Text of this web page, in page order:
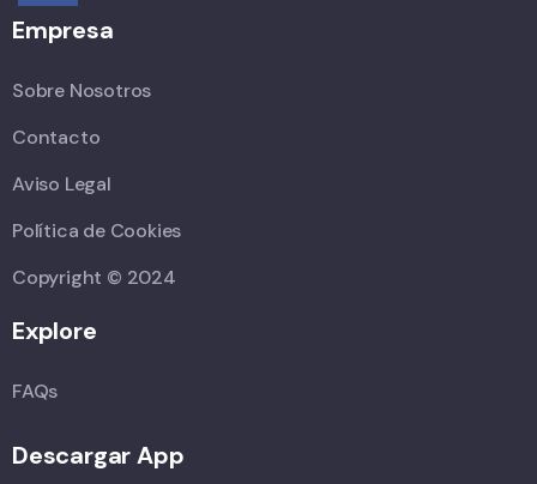
Empresa
Sobre Nosotros
Contacto
Aviso Legal
Política de Cookies
Copyright © 2024
Explore
FAQs
Descargar App